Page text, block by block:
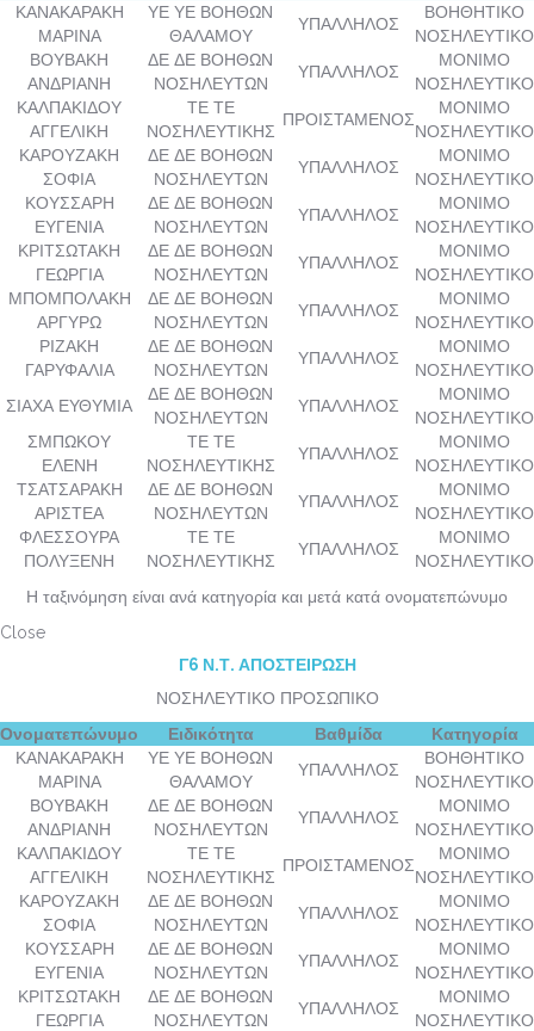
ΚΑΝΑΚΑΡΑΚΗ
ΜΑΡΙΝΑ
ΥΕ ΥΕ ΒΟΗΘΩΝ
ΘΑΛΑΜΟΥ
ΥΠΑΛΛΗΛΟΣ
ΒΟΗΘΗΤΙΚΟ
ΝΟΣΗΛΕΥΤΙΚΟ
ΒΟΥΒΑΚΗ
ΑΝΔΡΙΑΝΗ
ΔΕ ΔΕ ΒΟΗΘΩΝ
ΝΟΣΗΛΕΥΤΩΝ
ΥΠΑΛΛΗΛΟΣ
ΜΟΝΙΜΟ
ΝΟΣΗΛΕΥΤΙΚΟ
ΚΑΛΠΑΚΙΔΟΥ
ΑΓΓΕΛΙΚΗ
ΤΕ ΤΕ
ΝΟΣΗΛΕΥΤΙΚΗΣ
ΠΡΟΙΣΤΑΜΕΝΟΣ
ΜΟΝΙΜΟ
ΝΟΣΗΛΕΥΤΙΚΟ
ΚΑΡΟΥΖΑΚΗ
ΣΟΦΙΑ
ΔΕ ΔΕ ΒΟΗΘΩΝ
ΝΟΣΗΛΕΥΤΩΝ
ΥΠΑΛΛΗΛΟΣ
ΜΟΝΙΜΟ
ΝΟΣΗΛΕΥΤΙΚΟ
ΚΟΥΣΣΑΡΗ
ΕΥΓΕΝΙΑ
ΔΕ ΔΕ ΒΟΗΘΩΝ
ΝΟΣΗΛΕΥΤΩΝ
ΥΠΑΛΛΗΛΟΣ
ΜΟΝΙΜΟ
ΝΟΣΗΛΕΥΤΙΚΟ
ΚΡΙΤΣΩΤΑΚΗ
ΓΕΩΡΓΙΑ
ΔΕ ΔΕ ΒΟΗΘΩΝ
ΝΟΣΗΛΕΥΤΩΝ
ΥΠΑΛΛΗΛΟΣ
ΜΟΝΙΜΟ
ΝΟΣΗΛΕΥΤΙΚΟ
ΜΠΟΜΠΟΛΑΚΗ
ΑΡΓΥΡΩ
ΔΕ ΔΕ ΒΟΗΘΩΝ
ΝΟΣΗΛΕΥΤΩΝ
ΥΠΑΛΛΗΛΟΣ
ΜΟΝΙΜΟ
ΝΟΣΗΛΕΥΤΙΚΟ
ΡΙΖΑΚΗ
ΓΑΡΥΦΑΛΙΑ
ΔΕ ΔΕ ΒΟΗΘΩΝ
ΝΟΣΗΛΕΥΤΩΝ
ΥΠΑΛΛΗΛΟΣ
ΜΟΝΙΜΟ
ΝΟΣΗΛΕΥΤΙΚΟ
ΣΙΑΧΑ ΕΥΘΥΜΙΑ
ΔΕ ΔΕ ΒΟΗΘΩΝ
ΝΟΣΗΛΕΥΤΩΝ
ΥΠΑΛΛΗΛΟΣ
ΜΟΝΙΜΟ
ΝΟΣΗΛΕΥΤΙΚΟ
ΣΜΠΩΚΟΥ
ΕΛΕΝΗ
ΤΕ ΤΕ
ΝΟΣΗΛΕΥΤΙΚΗΣ
ΥΠΑΛΛΗΛΟΣ
ΜΟΝΙΜΟ
ΝΟΣΗΛΕΥΤΙΚΟ
ΤΣΑΤΣΑΡΑΚΗ
ΑΡΙΣΤΕΑ
ΔΕ ΔΕ ΒΟΗΘΩΝ
ΝΟΣΗΛΕΥΤΩΝ
ΥΠΑΛΛΗΛΟΣ
ΜΟΝΙΜΟ
ΝΟΣΗΛΕΥΤΙΚΟ
ΦΛΕΣΣΟΥΡΑ
ΠΟΛΥΞΕΝΗ
ΤΕ ΤΕ
ΝΟΣΗΛΕΥΤΙΚΗΣ
ΥΠΑΛΛΗΛΟΣ
ΜΟΝΙΜΟ
ΝΟΣΗΛΕΥΤΙΚΟ
Η ταξινόμηση είναι ανά κατηγορία και μετά κατά ονοματεπώνυμο
Close
Γ6 Ν.Τ. ΑΠΟΣΤΕΙΡΩΣΗ
ΝΟΣΗΛΕΥΤΙΚΟ ΠΡΟΣΩΠΙΚΟ
Ονοματεπώνυμο
Ειδικότητα Βαθμίδα
Κατηγορία
ΚΑΝΑΚΑΡΑΚΗ
ΜΑΡΙΝΑ
ΥΕ ΥΕ ΒΟΗΘΩΝ
ΘΑΛΑΜΟΥ
ΥΠΑΛΛΗΛΟΣ
ΒΟΗΘΗΤΙΚΟ
ΝΟΣΗΛΕΥΤΙΚΟ
ΒΟΥΒΑΚΗ
ΑΝΔΡΙΑΝΗ
ΔΕ ΔΕ ΒΟΗΘΩΝ
ΝΟΣΗΛΕΥΤΩΝ
ΥΠΑΛΛΗΛΟΣ
ΜΟΝΙΜΟ
ΝΟΣΗΛΕΥΤΙΚΟ
ΚΑΛΠΑΚΙΔΟΥ
ΑΓΓΕΛΙΚΗ
ΤΕ ΤΕ
ΝΟΣΗΛΕΥΤΙΚΗΣ
ΠΡΟΙΣΤΑΜΕΝΟΣ
ΜΟΝΙΜΟ
ΝΟΣΗΛΕΥΤΙΚΟ
ΚΑΡΟΥΖΑΚΗ
ΣΟΦΙΑ
ΔΕ ΔΕ ΒΟΗΘΩΝ
ΝΟΣΗΛΕΥΤΩΝ
ΥΠΑΛΛΗΛΟΣ
ΜΟΝΙΜΟ
ΝΟΣΗΛΕΥΤΙΚΟ
ΚΟΥΣΣΑΡΗ
ΕΥΓΕΝΙΑ
ΔΕ ΔΕ ΒΟΗΘΩΝ
ΝΟΣΗΛΕΥΤΩΝ
ΥΠΑΛΛΗΛΟΣ
ΜΟΝΙΜΟ
ΝΟΣΗΛΕΥΤΙΚΟ
ΚΡΙΤΣΩΤΑΚΗ
ΓΕΩΡΓΙΑ
ΔΕ ΔΕ ΒΟΗΘΩΝ
ΝΟΣΗΛΕΥΤΩΝ
ΥΠΑΛΛΗΛΟΣ
ΜΟΝΙΜΟ
ΝΟΣΗΛΕΥΤΙΚΟ